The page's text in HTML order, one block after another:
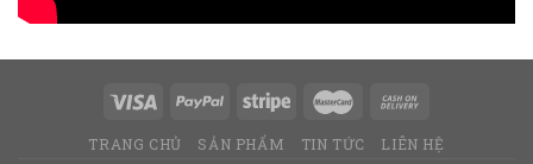
TRANG CHỦ SẢN PHẨM TIN TỨC LIÊN HỆ